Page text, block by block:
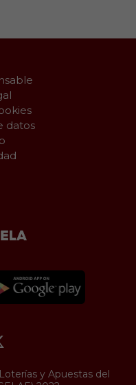
datos
y Apuestas del